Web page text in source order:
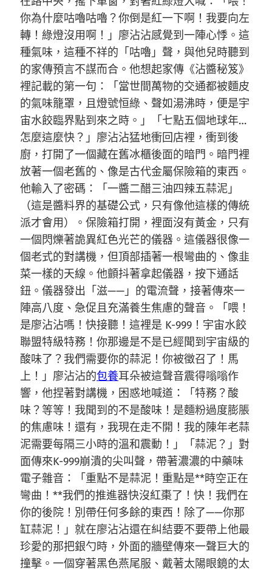
你為什麼咕嚕咕嚕？你倒是紅一下啊！我要向左
轉！綠燈沒用啊！」廖沾沾感覺到一陣心悸。這
種氣味，這種不祥的「咕嚕」聲，與他兒時聽到
的家傳預言不謀而合。他想起家傳《沾醬秘笈》
裡記載的第一句：「當世間萬物的交通都被麵皮
的氣味籠罩，且燈號恒綠、聲如湯沸時，便是宇
宙水餃臨界點到來之時。」「七點五個地球年…
怎麼這麼快？」廖沾沾猛地衝回店裡，衝到後
廚，打開了一個藏在舊冰櫃後面的暗門。暗門裡
放著一個老舊的、像是古代金屬保險箱的東西。
他輸入了密碼：「一醬二醋三油四辣五蒜泥」
（這是醬料界的基礎公式，只有像他這樣的傳統
派才會用）。保險箱打開，裡面沒有黃金，只有
一個閃爍著詭異紅色光芒的儀器。這儀器很像一
個老式的對講機，但頂部插著一根彎曲的、像韭
菜一樣的天線。他顫抖著拿起儀器，按下通話
鈕。儀器發出「滋——」的電流聲，接著傳來一
陣高八度、急促且充滿養生焦慮的聲音。「喂！
是廖沾沾嗎！快接聽！這裡是 K-999！宇宙水餃
聯盟特級特務！你那邊是不是已經聞到宇宙級的
酸味了？我們需要你的蒜泥！你被徵召了！馬
上！」廖沾沾的包養耳朵被這聲音震得嗡嗡作
響，他捏著對講機，困惑地喊道：「特務？酸
味？等等！我聞到的不是酸味！是麵粉過度膨脹
的焦慮味！還有，我現在走不開！我的陳年老蒜
泥需要每隔三小時的溫和震動！」「蒜泥？」對
面傳來K-999崩潰的尖叫聲，帶著濃濃的中藥味
電子雜音：「重點不是蒜泥！重點是**時空正在
彎曲！**我們的推進器快沒紅棗了！快！我們在
你的後院！別帶任何多餘的東西！除了——你那
缸蒜泥！」就在廖沾沾還在糾結要不要帶上他最
珍愛的那把銀勺時，外面的牆壁傳來一聲巨大的
撞擊。一個穿著黑色燕尾服、戴著太陽眼鏡的太